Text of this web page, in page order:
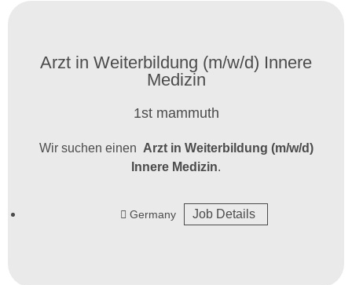
Arzt in Weiterbildung (m/w/d) Innere
Medizin
1st mammuth
Wir suchen einen Arzt in Weiterbildung (m/w/d)
Innere Medizin.
Germany Job Details